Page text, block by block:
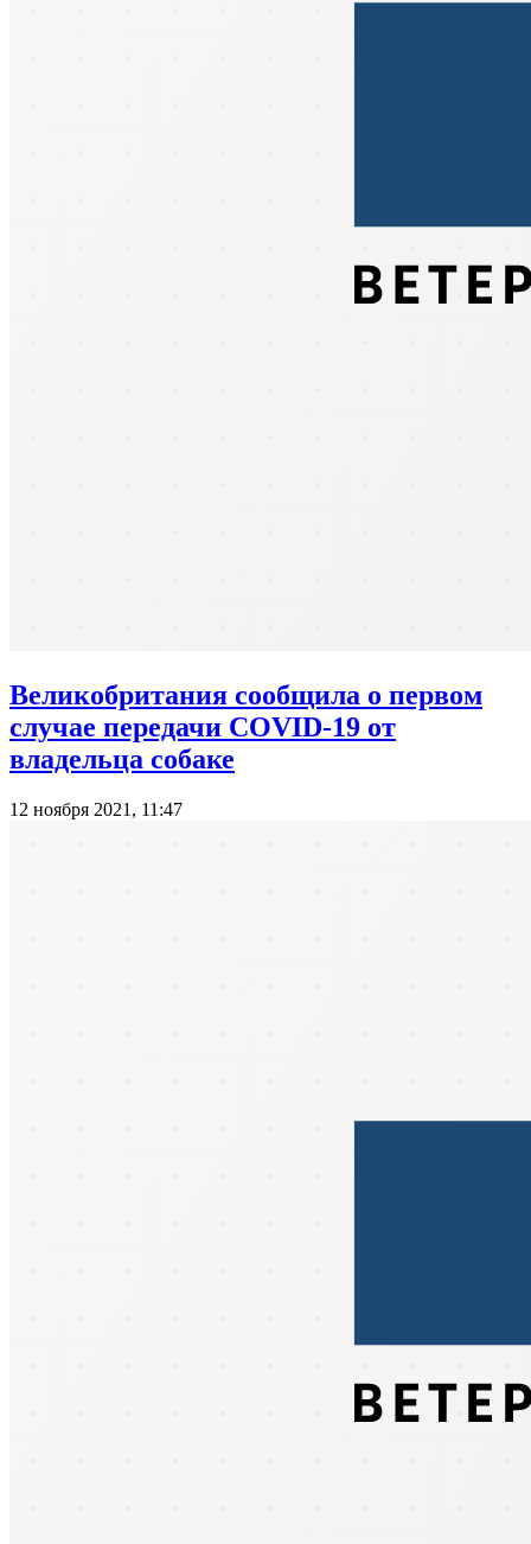
Великобритания сообщила о первом
случае передачи COVID-19 от
владельца собаке
12 ноября 2021, 11:47